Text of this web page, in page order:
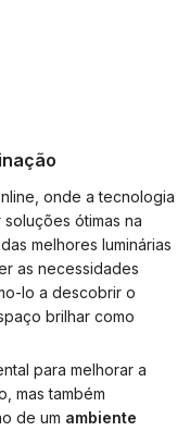
onde a tecnologia
ótimas na
melhores luminárias
as necessidades
lo a descobrir o
brilhar como
para melhorar a
mas também
de um ambiente